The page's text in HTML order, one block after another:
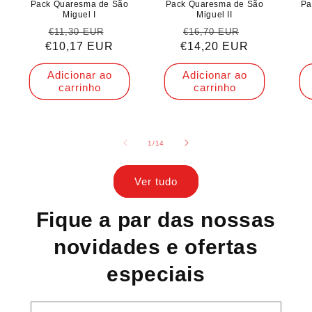
Pack Quaresma de São
Miguel I
Preço
normal
€11,30 EUR
de
saldo
€10,17 EUR
Adicionar ao
carrinho
Pack Quaresma de São
Miguel II
Preço
normal
€16,70 EUR
de
saldo
€14,20 EUR
Adicionar ao
carrinho
1 /de
14
Ver tudo
Fique a par das nossas
novidades e ofertas
especiais